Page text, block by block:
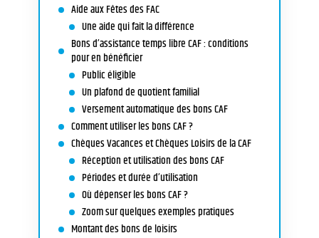
Aide aux Fêtes des FAC
Une aide qui fait la différence
Bons d’assistance temps libre CAF : conditions
pour en bénéficier
Public éligible
Un plafond de quotient familial
Versement automatique des bons CAF
Comment utiliser les bons CAF ?
Chèques Vacances et Chèques Loisirs de la CAF
Réception et utilisation des bons CAF
Périodes et durée d’utilisation
Où dépenser les bons CAF ?
Zoom sur quelques exemples pratiques
Montant des bons de loisirs